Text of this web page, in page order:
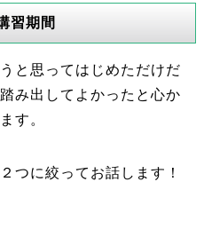
習期間
と思ってはじめただけだ
み出してよかったと心か
す。
つに絞ってお話します！